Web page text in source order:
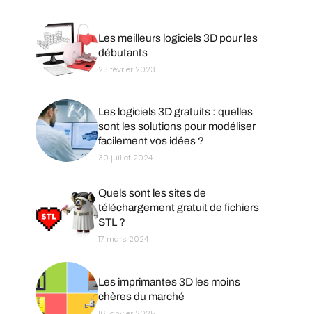
Les meilleurs logiciels 3D pour les
débutants
23 février 2023
Les logiciels 3D gratuits : quelles
sont les solutions pour modéliser
facilement vos idées ?
30 juillet 2024
Quels sont les sites de
téléchargement gratuit de fichiers
STL ?
17 mars 2024
Les imprimantes 3D les moins
chères du marché